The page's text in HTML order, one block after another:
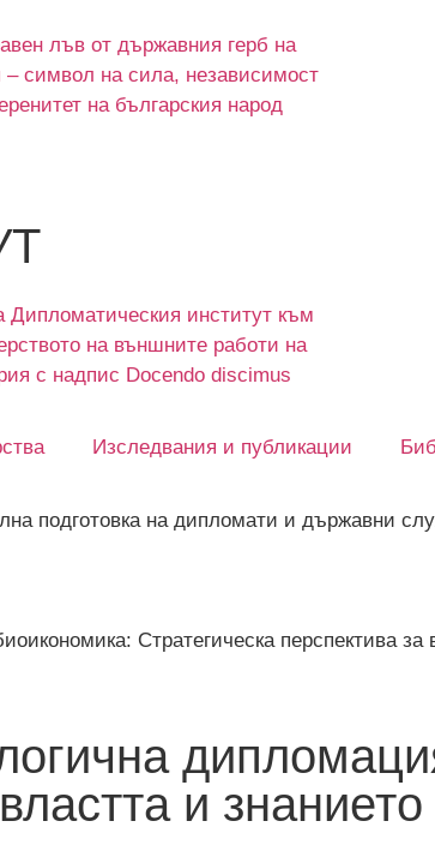
Изследвания и публикации
подготовка на дипломати и държавни
Стратегическа перспектива за
и